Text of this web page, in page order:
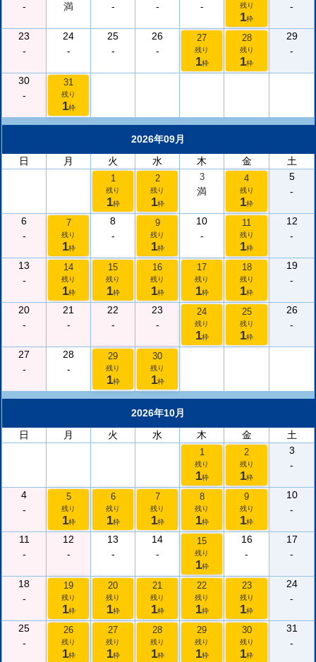
-
満
-
-
-
残り
1枠
-
23
-
24
-
25
-
26
-
27
残り
1枠
28
残り
1枠
29
-
30
-
31
残り
1枠
2026年09月
日
月 火 水 木 金 土
1
残り
1枠
2
残り
1枠
3
満
4
残り
1枠
5
-
6
-
7
残り
1枠
8
-
9
残り
1枠
10
-
11
残り
1枠
12
-
13
-
14
残り
1枠
15
残り
1枠
16
残り
1枠
17
残り
1枠
18
残り
1枠
19
-
20
-
21
-
22
-
23
-
24
残り
1枠
25
残り
1枠
26
-
27
-
28
-
29
残り
1枠
30
残り
1枠
2026年10月
日
月 火 水 木 金 土
1
残り
1枠
2
残り
1枠
3
-
4
-
5
残り
1枠
6
残り
1枠
7
残り
1枠
8
残り
1枠
9
残り
1枠
10
-
11
-
12
-
13
-
14
-
15
残り
1枠
16
-
17
-
18
-
19
残り
1枠
20
残り
1枠
21
残り
1枠
22
残り
1枠
23
残り
1枠
24
-
25
-
26
残り
1枠
27
残り
1枠
28
残り
1枠
29
残り
1枠
30
残り
1枠
31
-